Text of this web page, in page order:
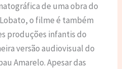
de uma obra do
o filme é também
produções infantis do
versão audiovisual do
Amarelo. Apesar das